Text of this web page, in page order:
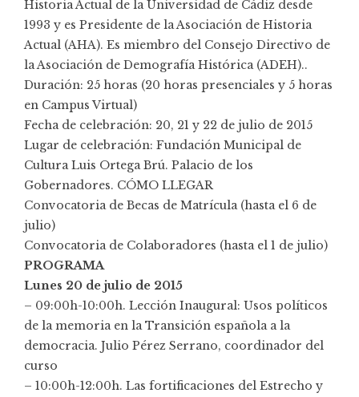
Historia Actual de la Universidad de Cádiz desde
1993 y es Presidente de la Asociación de Historia
Actual (AHA). Es miembro del Consejo Directivo de
la Asociación de Demografía Histórica (ADEH)..
Duración: 25 horas (20 horas presenciales y 5 horas
en Campus Virtual)
Fecha de celebración: 20, 21 y 22 de julio de 2015
Lugar de celebración: Fundación Municipal de
Cultura Luis Ortega Brú. Palacio de los
Gobernadores. CÓMO LLEGAR
Convocatoria de Becas de Matrícula (hasta el 6 de
julio)
Convocatoria de Colaboradores (hasta el 1 de julio)
PROGRAMA
Lunes 20 de julio de 2015
– 09:00h-10:00h. Lección Inaugural: Usos políticos
de la memoria en la Transición española a la
democracia. Julio Pérez Serrano, coordinador del
curso
– 10:00h-12:00h. Las fortificaciones del Estrecho y